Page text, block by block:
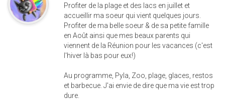
Profiter de la plage et des lacs en juillet et
accueillir ma soeur qui vient quelques jours.
Profiter de ma belle soeur & de sa petite famille
en Août ainsi que mes beaux parents qui
viennent de la Réunion pour les vacances (c'est
l'hiver là bas pour eux!)
Au programme, Pyla, Zoo, plage, glaces, restos
et barbecue. J'ai envie de dire que ma vie est trop
dure.